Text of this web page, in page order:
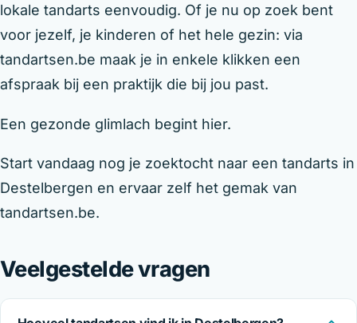
lokale tandarts eenvoudig. Of je nu op zoek bent
voor jezelf, je kinderen of het hele gezin: via
tandartsen.be maak je in enkele klikken een
afspraak bij een praktijk die bij jou past.
Een gezonde glimlach begint hier.
Start vandaag nog je zoektocht naar een tandarts in
Destelbergen en ervaar zelf het gemak van
tandartsen.be.
Veelgestelde vragen